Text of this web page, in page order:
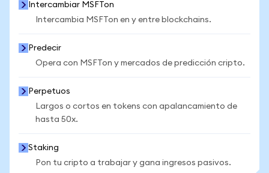
Intercambiar MSFTon
Intercambia MSFTon en y entre blockchains.
Predecir
Opera con MSFTon y mercados de predicción cripto.
Perpetuos
Largos o cortos en tokens con apalancamiento de
hasta 50x.
Staking
Pon tu cripto a trabajar y gana ingresos pasivos.